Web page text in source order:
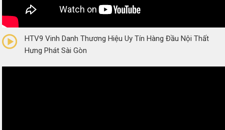
(0 Reviews)
HTV9 Vinh Danh Thương Hiệu Uy Tín Hàng Đầu Nội Thất
Hưng Phát Sài Gòn